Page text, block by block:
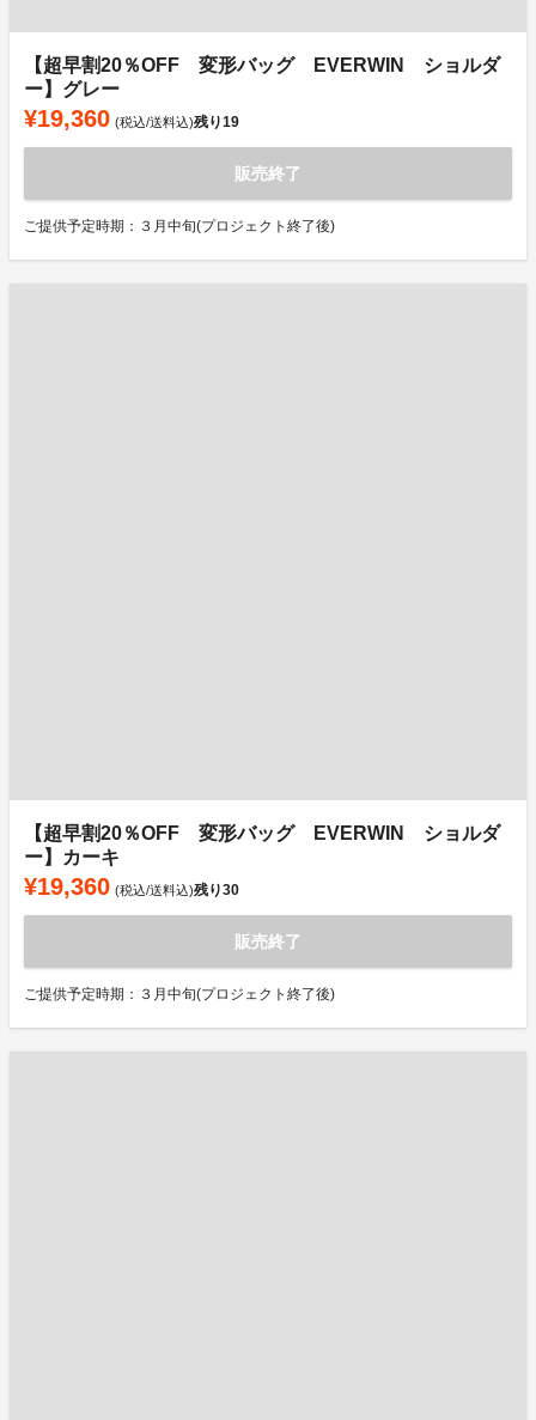
【超早割20％OFF 変形バッグ EVERWIN ショルダ
ー】グレー
¥19,360 (税込/送料込)残り19
販売終了
ご提供予定時期：３月中旬(プロジェクト終了後)
【超早割20％OFF 変形バッグ EVERWIN ショルダ
ー】カーキ
¥19,360 (税込/送料込)残り30
販売終了
ご提供予定時期：３月中旬(プロジェクト終了後)